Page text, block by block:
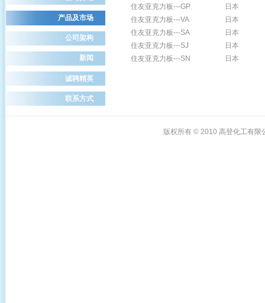
住友亚克力板---GP
日本
住友亚克力板---VA
日本
住友亚克力板---SA
日本
住友亚克力板---SJ
日本
住友亚克力板---SN
日本
产品及市场
公司架构
新闻
诚聘精英
联系方式
版权所有 © 2010 高登化工有限